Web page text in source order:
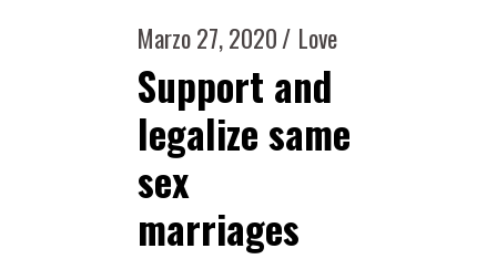
Marzo 27, 2020 Love
Support and
legalize same
sex
marriages